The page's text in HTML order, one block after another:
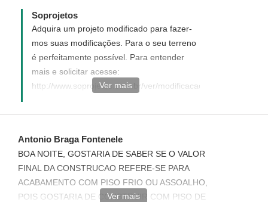
Soprojetos
Adquira um projeto modificado para fazer-
mos suas modificações. Para o seu terreno
é perfeitamente possível. Para entender
mais e solicitar acesse:
http://www.soprojetos.com.br/ver/modificacao?
Ver mais
Antonio Braga Fontenele
BOA NOITE, GOSTARIA DE SABER SE O VALOR
FINAL DA CONSTRUCAO REFERE-SE PARA
ACABAMENTO COM PISO FRIO OU ASSOALHO,
POIS GOSTARIA DE CONSTRUIR COM PISO DE
Ver mais